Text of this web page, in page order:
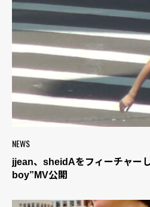
NEWS
jjean、sheidAをフィーチャー
boy”MV公開